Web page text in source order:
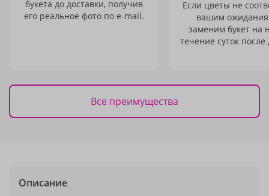
букета до доставки, получив
его реальное фото по e-mail.
Если цветы не
вашим
заменим букет на
течение суток после
Все преимущества
Описание